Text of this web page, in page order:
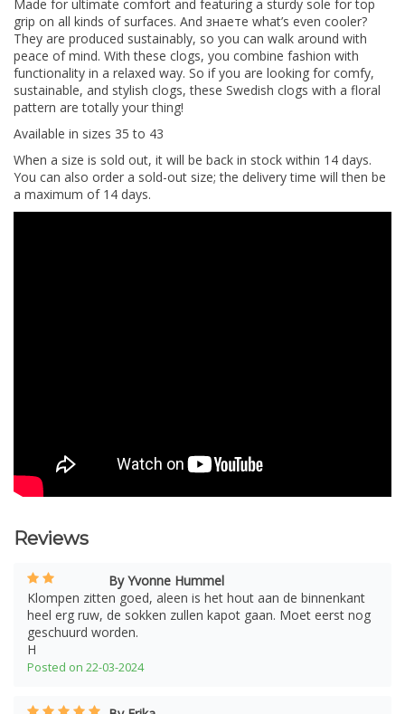
Made for ultimate comfort and featuring a sturdy sole for top
grip on all kinds of surfaces. And знаете what’s even cooler?
They are produced sustainably, so you can walk around with
peace of mind. With these clogs, you combine fashion with
functionality in a relaxed way. So if you are looking for comfy,
sustainable, and stylish clogs, these Swedish clogs with a floral
pattern are totally your thing!
Available in sizes 35 to 43
When a size is sold out, it will be back in stock within 14 days.
You can also order a sold-out size; the delivery time will then be
a maximum of 14 days.
Reviews
By Yvonne Hummel
Klompen zitten goed, aleen is het hout aan de binnenkant
heel erg ruw, de sokken zullen kapot gaan. Moet eerst nog
geschuurd worden.
H
Posted on 22-03-2024